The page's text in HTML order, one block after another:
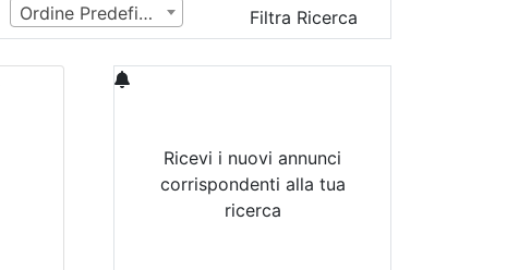
Ordine Predefinito Filtra Ricerca
Ricevi i nuovi annunci
corrispondenti alla tua
ricerca